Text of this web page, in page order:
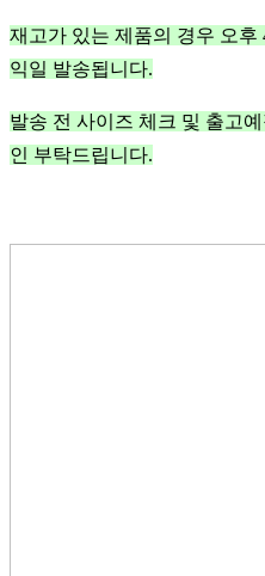
재고가 있는 제품의 경우 오
익일 발송됩니다.
발송 전 사이즈 체크 및 출고
인 부탁드립니다.